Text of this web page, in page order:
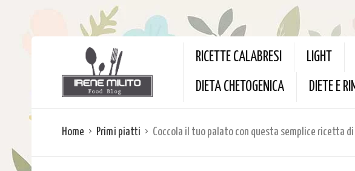
RICETTE CALABRESI LIGHT
DIETA CHETOGENICA DIETE E
Home Primi piatti Coccola il tuo palato con questa semplice ricetta